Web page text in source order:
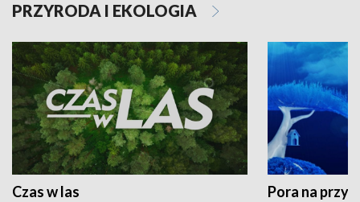
PRZYRODA I EKOLOGIA
Czas w las Pora na